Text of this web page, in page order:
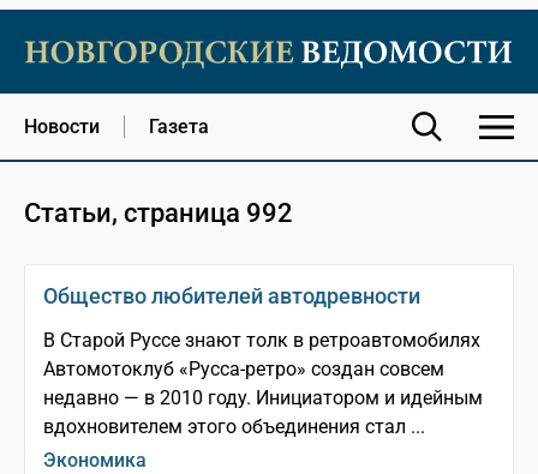
Новости Газета
Статьи, страница 992
Общество любителей автодревности
В Старой Руссе знают толк в ретро­автомобилях
Автомотоклуб «Русса-ретро» создан совсем
недавно — в 2010 году. Инициатором и идейным
вдохновителем этого объединения стал ...
Экономика